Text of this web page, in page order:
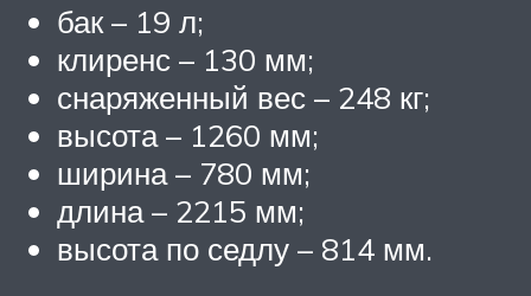
бак – 19 л;
клиренс – 130 мм;
снаряженный вес – 248 кг;
высота – 1260 мм;
ширина – 780 мм;
длина – 2215 мм;
высота по седлу – 814 мм.